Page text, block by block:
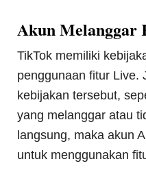
Akun Melanggar
TikTok memiliki
penggunaan fitur Live.
kebijakan tersebut,
yang melanggar atau
langsung, maka akun
untuk menggunakan